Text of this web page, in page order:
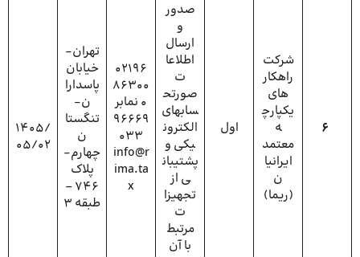
6
شرکت
راهکار
های
یکپارچ
ه
معتمد
ایرانیا
ن
(ریما)
اول
صدور
و
ارسال
اطلاعا
ت
صورتح
سابهای
الکترون
یکی و
پشتیبان
ی از
تجهیزا
ت
مرتبط
با آن
02196
86300
0 نمابر
96669
033
info@r
ima.ta
x
تهران-
خیابان
پاسدارا
ن-
تنگستا
ن
چهارم-
پلاک
746 –
طبقه 3
1405/
05/02